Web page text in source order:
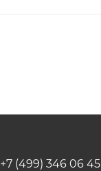
+7 (499) 346 06 45